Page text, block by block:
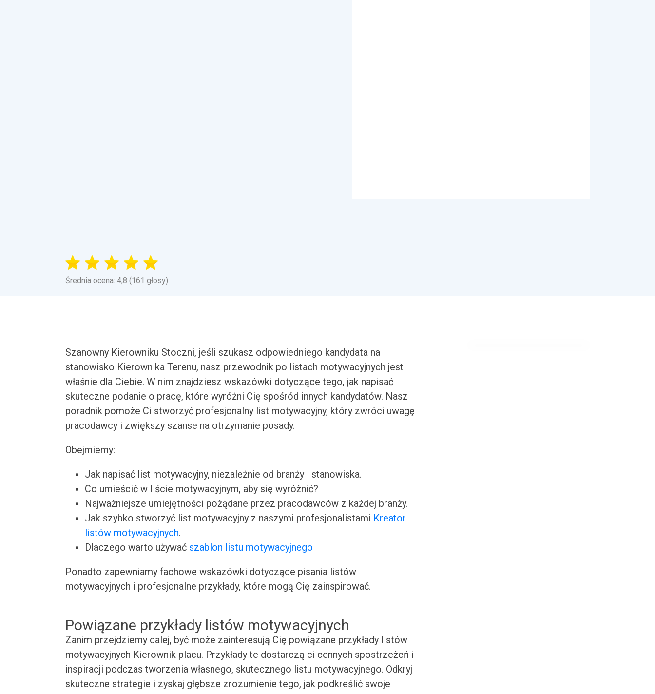
Średnia ocena: 4,8 (161 głosy)
Szanowny Kierowniku Stoczni, jeśli szukasz odpowiedniego kandydata na
stanowisko Kierownika Terenu, nasz przewodnik po listach motywacyjnych jest
właśnie dla Ciebie. W nim znajdziesz wskazówki dotyczące tego, jak napisać
skuteczne podanie o pracę, które wyróżni Cię spośród innych kandydatów. Nasz
poradnik pomoże Ci stworzyć profesjonalny list motywacyjny, który zwróci uwagę
pracodawcy i zwiększy szanse na otrzymanie posady.
Obejmiemy:
Jak napisać list motywacyjny, niezależnie od branży i stanowiska.
Co umieścić w liście motywacyjnym, aby się wyróżnić?
Najważniejsze umiejętności pożądane przez pracodawców z każdej branży.
Jak szybko stworzyć list motywacyjny z naszymi profesjonalistami Kreator
listów motywacyjnych.
Dlaczego warto używać szablon listu motywacyjnego
Ponadto zapewniamy fachowe wskazówki dotyczące pisania listów
motywacyjnych i profesjonalne przykłady, które mogą Cię zainspirować.
Powiązane przykłady listów motywacyjnych
Zanim przejdziemy dalej, być może zainteresują Cię powiązane przykłady listów
motywacyjnych Kierownik placu. Przykłady te dostarczą ci cennych spostrzeżeń i
inspiracji podczas tworzenia własnego, skutecznego listu motywacyjnego. Odkryj
skuteczne strategie i zyskaj głębsze zrozumienie tego, jak podkreślić swoje